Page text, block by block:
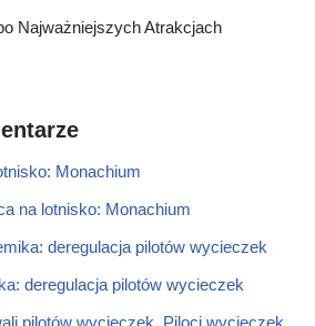
Najważniejszych Atrakcjach
Monachium
na lotnisko: Monachium
deregulacja pilotów wycieczek
deregulacja pilotów wycieczek